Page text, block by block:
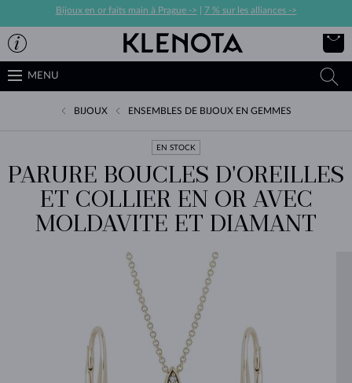
Bijoux en or faits main à Prague -> 7 % sur les alliances ->
MENU
BIJOUX ENSEMBLES DE BIJOUX EN GEMMES
EN STOCK
PARURE BOUCLES D'OREILLES
ET COLLIER EN OR AVEC
MOLDAVITE ET DIAMANT